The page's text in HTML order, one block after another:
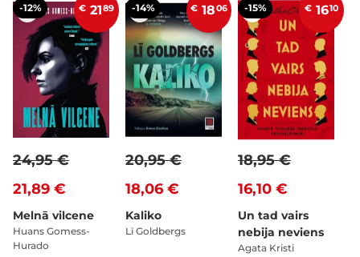
-12% € 2189
21,89 €
24,95 €
Melnā vilcene
Huans Gomess-
Hurado
-14% € 1806
18,06 €
20,95 €
Kaliko
Lī Goldbergs
-15% € 1610
16,10 €
18,95 €
Un tad vairs
nebija neviens
Agata Kristi